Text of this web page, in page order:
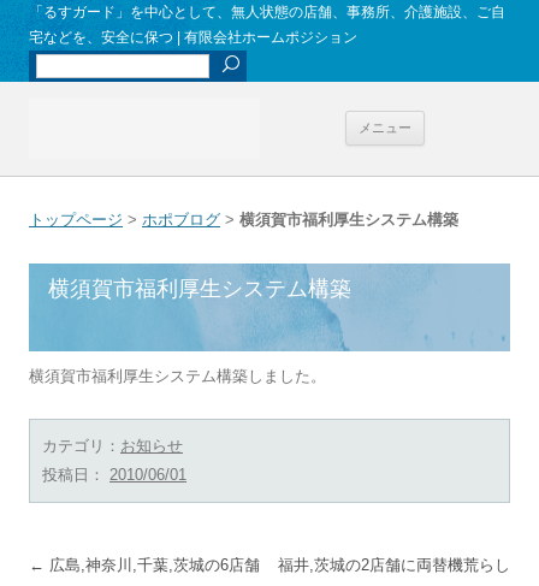
「るすガード」を中心として、無人状態の店舗、事務所、介護施設、ご自
宅などを、安全に保つ | 有限会社ホームポジション
メニュー
トップページ > ホポブログ > 横須賀市福利厚生システム構築
横須賀市福利厚生システム構築
横須賀市福利厚生システム構築しました。
カテゴリ： お知らせ
投稿日： 2010/06/01
投稿ナビゲーション
← 広島,神奈川,千葉,茨城の6店舗
福井,茨城の2店舗に両替機荒らし